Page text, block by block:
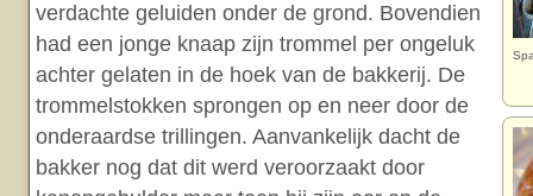
verdachte geluiden onder de grond. Bovendien
had een jonge knaap zijn trommel per ongeluk
achter gelaten in de hoek van de bakkerij. De
trommelstokken sprongen op en neer door de
onderaardse trillingen. Aanvankelijk dacht de
bakker nog dat dit werd veroorzaakt door